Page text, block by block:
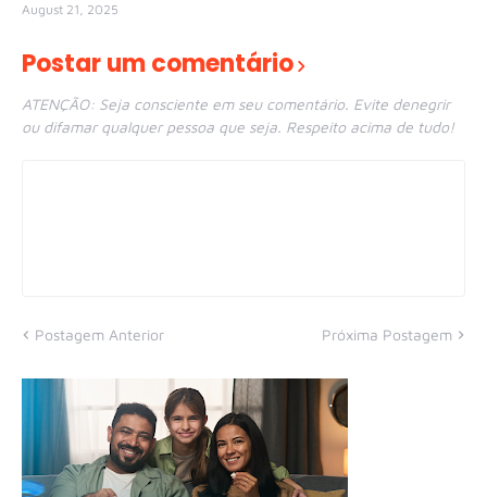
August 21, 2025
Postar um comentário
ATENÇÃO: Seja consciente em seu comentário. Evite denegrir
ou difamar qualquer pessoa que seja. Respeito acima de tudo!
Postagem Anterior Próxima Postagem